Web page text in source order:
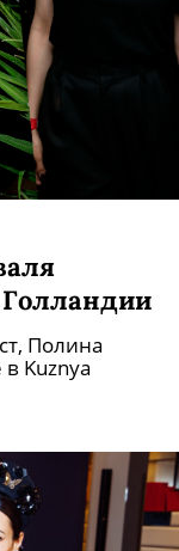
Полина
Kuznya